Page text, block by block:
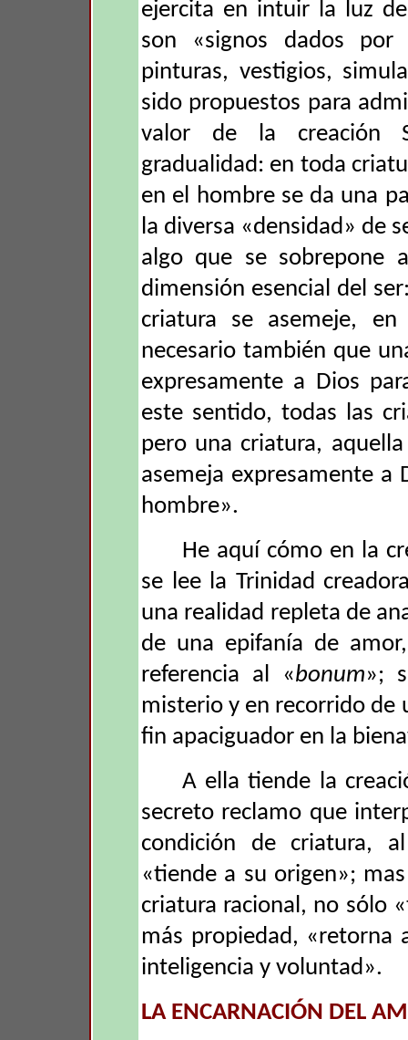
ejercita en intuir la luz
son «signos dados por
pinturas, vestigios,
sido propuestos para
valor de la creación
gradualidad: en toda
en el hombre se da una
la diversa «densidad» de
algo que se sobrepone
dimensión esencial del
criatura se asemeje,
necesario también que
expresamente a Dios
este sentido, todas las
pero una criatura,
asemeja expresamente a
hombre».
He aquí cómo en la
se lee la Trinidad
una realidad repleta de
de una epifanía de
referencia al «bonum»;
misterio y en recorrido de
fin apaciguador en la
A ella tiende la
secreto reclamo que
condición de criatura,
«tiende a su origen»;
criatura racional, no sólo
más propiedad, «retorna
inteligencia y voluntad».
LA ENCARNACIÓN DEL